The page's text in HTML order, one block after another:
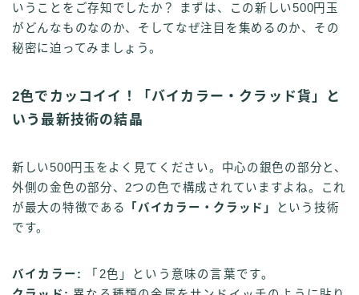
いうことをご存知でしたか？ まずは、この新しい500円玉
がどんなものなのか、そしてなぜ注目を集めるのか、その
秘密に迫ってみましょう。
2色でカッコイイ！「バイカラー・クラッド貨」と
いう最新技術の結晶
新しい500円玉をよく見てください。中心の銀色の部分と、
外側の金色の部分、2つの色で構成されていますよね。これ
が最大の特徴である
「バイカラー・クラッド」
という技術
です。
バイカラー:
「2色」という意味の言葉です。